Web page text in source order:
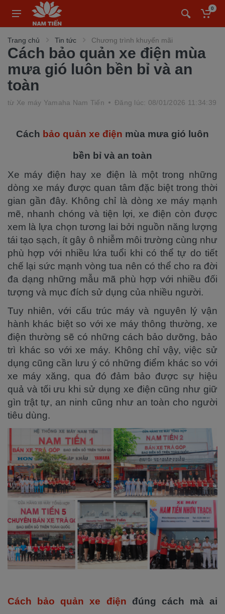
0
Trang chủ Tin tức Chương trình khuyến mãi
Cách bảo quản xe điện mùa
mưa gió luôn bền bỉ và an
toàn
từ Xe máy Yamaha Nam Tiến Đăng lúc: 08/01/2026 11:34:39
Cách bảo quản xe điện mùa mưa gió luôn
bền bỉ và an toàn
Xe máy điện hay xe điện là một trong những
dòng xe máy được quan tâm đặc biệt trong thời
gian gần đây. Không chỉ là dòng xe máy mạnh
mẽ, nhanh chóng và tiện lợi, xe điện còn được
xem là lựa chọn tương lai bởi nguồn năng lượng
tái tạo sạch, ít gây ô nhiễm môi trường cùng như
phù hợp với nhiều lứa tuổi khi có thể tự do tiết
chế lại sức mạnh vòng tua nên có thể cho ra đời
đa dạng những mẫu mã phù hợp với nhiều đối
tượng và mục đích sử dụng của nhiều người.
Tuy nhiên, với cấu trúc máy và nguyên lý vận
hành khác biệt so với xe máy thông thường, xe
điện thường sẽ có những cách bảo dưỡng, bảo
trì khác so với xe máy. Không chỉ vậy, việc sử
dụng cũng cần lưu ý có những điểm khác so với
xe máy xăng, qua đó đảm bảo được sự hiệu
quả và tối ưu khi sử dụng xe điện cũng như giữ
gìn trật tự, an ninh cũng như an toàn cho người
tiêu dùng.
Cách bảo quản xe điện đúng cách mà ai